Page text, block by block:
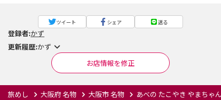
ツイート シェア 送る
登録者:かず
更新履歴:かず
お店情報を修正
旅めし 大阪府 名物 大阪市 名物 あべの たこやき やまちゃ